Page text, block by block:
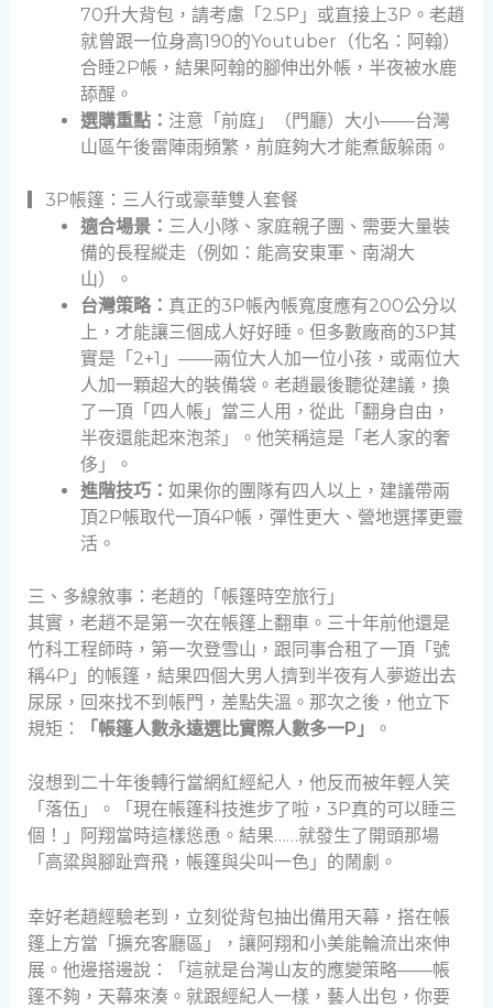
70升大背包，請考慮「2.5P」或直接上3P。老趙
就曾跟一位身高190的Youtuber（化名：阿翰）
合睡2P帳，結果阿翰的腳伸出外帳，半夜被水鹿
舔醒。
選購重點： 注意「前庭」（門廳）大小——台灣
山區午後雷陣雨頻繁，前庭夠大才能煮飯躲雨。
▎3P帳篷：三人行或豪華雙人套餐
適合場景： 三人小隊、家庭親子團、需要大量裝
備的長程縱走（例如：能高安東軍、南湖大
山）。
台灣策略： 真正的3P帳內帳寬度應有200公分以
上，才能讓三個成人好好睡。但多數廠商的3P其
實是「2+1」——兩位大人加一位小孩，或兩位大
人加一顆超大的裝備袋。老趙最後聽從建議，換
了一頂「四人帳」當三人用，從此「翻身自由，
半夜還能起來泡茶」。他笑稱這是「老人家的奢
侈」。
進階技巧： 如果你的團隊有四人以上，建議帶兩
頂2P帳取代一頂4P帳，彈性更大、營地選擇更靈
活。
三、多線敘事：老趙的「帳篷時空旅行」
其實，老趙不是第一次在帳篷上翻車。三十年前他還是
竹科工程師時，第一次登雪山，跟同事合租了一頂「號
稱4P」的帳篷，結果四個大男人擠到半夜有人夢遊出去
尿尿，回來找不到帳門，差點失溫。那次之後，他立下
規矩：
「帳篷人數永遠選比實際人數多一P」 。
沒想到二十年後轉行當網紅經紀人，他反而被年輕人笑
「落伍」。「現在帳篷科技進步了啦，3P真的可以睡三
個！」阿翔當時這樣慫恿。結果……就發生了開頭那場
「高粱與腳趾齊飛，帳篷與尖叫一色」的鬧劇。
幸好老趙經驗老到，立刻從背包抽出備用天幕，搭在帳
篷上方當「擴充客廳區」，讓阿翔和小美能輪流出來伸
展。他邊搭邊說：「這就是台灣山友的應變策略——帳
篷不夠，天幕來湊。就跟經紀人一樣，藝人出包，你要